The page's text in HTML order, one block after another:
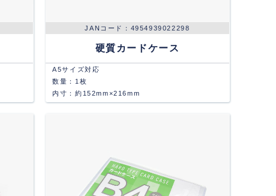
4954939022298
硬質カードケース
A5サイズ対応
数量：1枚
内寸：約152mm×216mm